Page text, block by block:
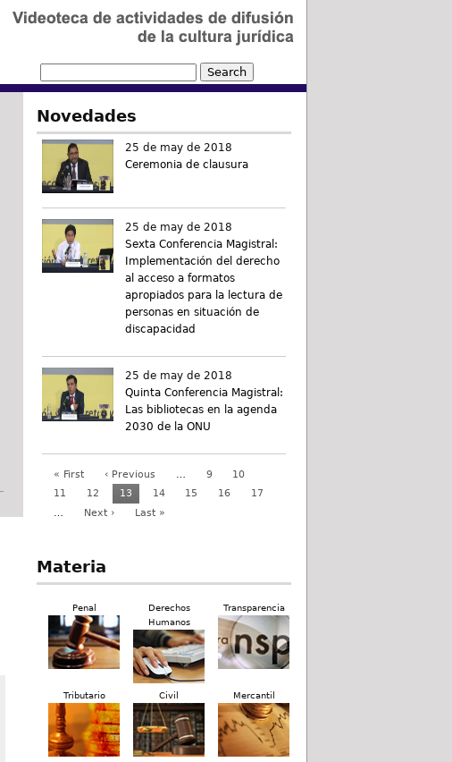
Novedades
25 de may de 2018
Ceremonia de clausura
25 de may de 2018
Sexta Conferencia Magistral:
Implementación del derecho
al acceso a formatos
apropiados para la lectura de
personas en situación de
discapacidad
25 de may de 2018
Quinta Conferencia Magistral:
Las bibliotecas en la agenda
2030 de la ONU
« First ‹ Previous … 9
10
11
12 13 14 15 16
17
…
Next › Last »
Materia
Penal
Derechos
Humanos
Transparencia
Tributario Civil Mercantil